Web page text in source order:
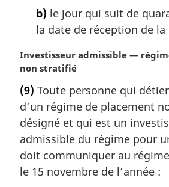
b) le jour qui suit de
la date de réception de la
N
o
e
m
a
r
i
n
Investisseur admissible —
non stratifié
(9) Toute personne qui
d’un régime de placement
désigné et qui est un
admissible du régime pour
doit communiquer au
le 15 novembre de l’année :